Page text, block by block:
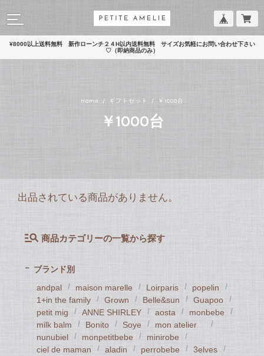
¥8000以上送料無料 新作ローンチ２４H以内送料無料 サイズお気軽にお問い合わせ下さい
♡（即納商品のみ）
Home ギフトセット ￥1000台
￥1000台
出品されている商品がありません。
商品カテゴリーの一覧から探す
ブランド別
andpal
maison marelle Loirparis
popelin
1+in the family
Grown Belle&sun
Guapoo
petit mig
ANNE SHIRLEY aosta
monbebe
milk balm
Bonito Soye
mon atelier
nunubiel
monpetitbebe
minirobe
ciel de maman
aladin perrobebe
3elves